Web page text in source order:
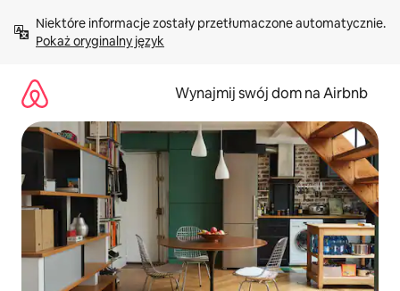
treści Pokaż oryginalny język
Wynajmij swój dom na Airbnb